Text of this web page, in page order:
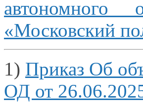
автономного
«Московский
1) Приказ Об
ОД от